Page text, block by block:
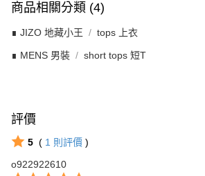
商品相關分類 (4)
∎ JIZO 地藏小王 tops 上衣
∎ MENS 男裝 short tops 短T
評價
5 ( 1 則評價 )
o922922610